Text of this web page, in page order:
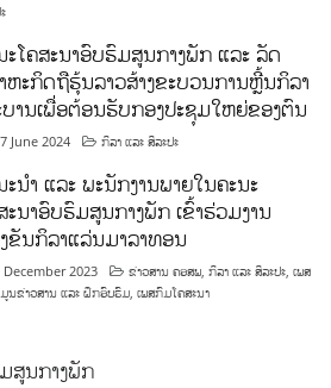
ະໂຄສະນາອົບຮົມສູນກາງພັກ ແລະ ລັດ
ຫະກິດຖືຮຸ້ນລາວສ້າງຂະບວນການຫຼີ້ນກິລາ
ບານເພື່ອຕ້ອນຮັບກອງປະຊຸມໃຫຍ່ຂອງຕົນ
June 2024 ກິລາ ແລະ ສິລະປະ
ະນຳ ແລະ ພະນັກງານພາຍໃນຄະນະ
ະນາອົບຮົມສູນກາງພັກ ເຂົ້າຮ່ວມງານ
ຂັນກິລາແລ່ນມາລາທອນ
December 2023 ຂ່າວສານ ຄອສພ ,ກິລາ ແລະ ສິລະປະ ,ເພສ
ນຂ່າວສານ ແລະ ຝຶກອົບຮົມ ,ເພສກົມໂຄສະນາ
ສູນກາງພັກ